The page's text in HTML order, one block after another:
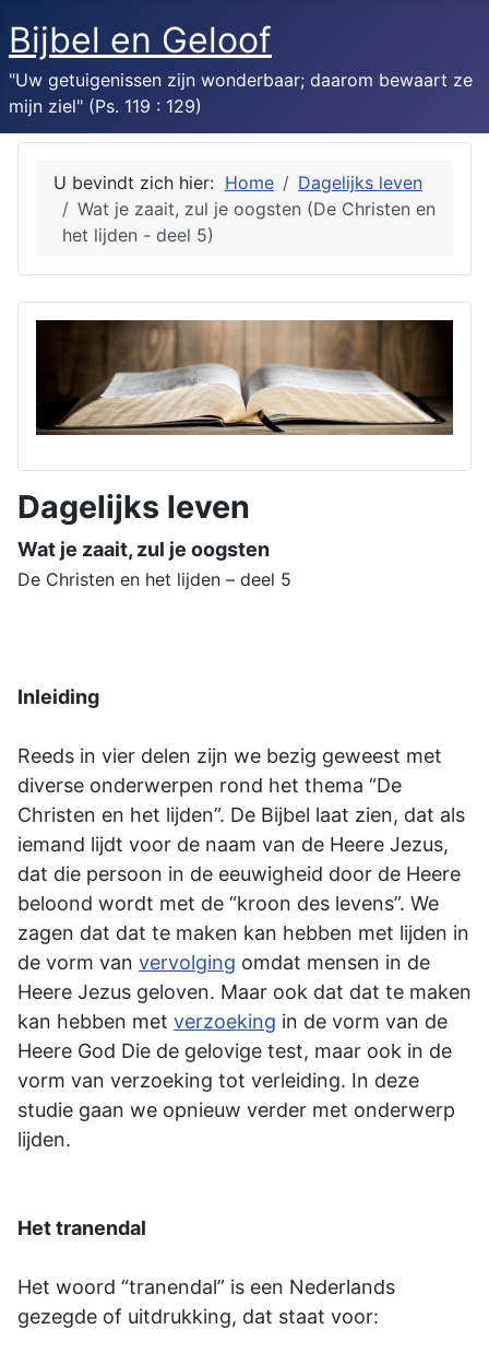
Bijbel en Geloof
"Uw getuigenissen zijn wonderbaar; daarom bewaart ze
mijn ziel" (Ps. 119 : 129)
U bevindt zich hier: Home
Dagelijks leven
Wat je zaait, zul je oogsten (De Christen en
het lijden - deel 5)
Dagelijks leven
Wat je zaait, zul je oogsten
De Christen en het lijden – deel 5
Inleiding
Reeds in vier delen zijn we bezig geweest met
diverse onderwerpen rond het thema “De
Christen en het lijden”. De Bijbel laat zien, dat als
iemand lijdt voor de naam van de Heere Jezus,
dat die persoon in de eeuwigheid door de Heere
beloond wordt met de “kroon des levens”. We
zagen dat dat te maken kan hebben met lijden in
de vorm van vervolging omdat mensen in de
Heere Jezus geloven. Maar ook dat dat te maken
kan hebben met verzoeking in de vorm van de
Heere God Die de gelovige test, maar ook in de
vorm van verzoeking tot verleiding. In deze
studie gaan we opnieuw verder met onderwerp
lijden.
Het tranendal
Het woord “tranendal” is een Nederlands
gezegde of uitdrukking, dat staat voor: